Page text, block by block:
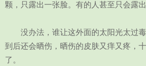
颗，只露出一张脸。有的人甚至只会露出
没办法，谁让这外面的太阳光太过毒
到后还会晒伤，晒伤的皮肤又痒又疼，
了。